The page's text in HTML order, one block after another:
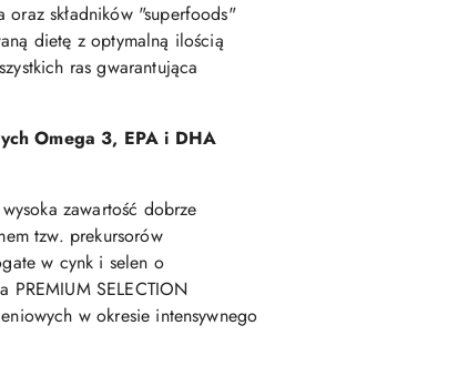
oraz składników "superfoods"
dietę z optymalną ilością
ras gwarantująca
Omega 3, EPA i DHA
zawartość dobrze
tzw. prekursorów
w cynk i selen o
SELECTION
w okresie intensywnego